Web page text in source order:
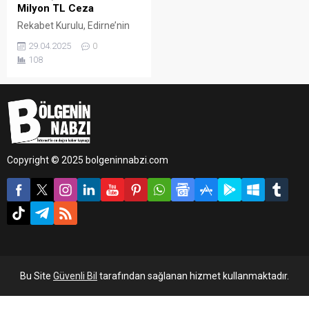
Milyon TL Ceza
Rekabet Kurulu, Edirne’nin
gösteren üç hazır beton
şirketine, fiyat belirleme ve
gerekçesiyle toplamda 10,2
milyon TL ceza uyguladı.
29.04.2025
0
108
Copyright © 2025 bolgeninnabzi.com
Bu Site Güvenli Bil tarafından sağlanan hizmet kullanmaktadır.